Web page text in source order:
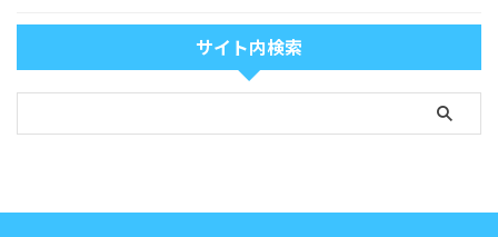
サイト内検索